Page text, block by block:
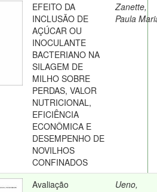
EFEITO DA
INCLUSÃO DE
AÇÚCAR OU
INOCULANTE
BACTERIANO NA
SILAGEM DE
MILHO SOBRE
PERDAS, VALOR
NUTRICIONAL,
EFICIÊNCIA
ECONÔMICA E
DESEMPENHO DE
NOVILHOS
CONFINADOS
Zanette,
Paula
Avaliação
Ueno,